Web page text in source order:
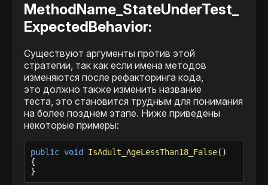
MethodName_StateUnderTest_
ExpectedBehavior: ​
Существуют аргументы против этой
стратегии, так как если имена методов
изменяются после рефакторинга кода,
это должно также изменить название
теста, это становится трудным для понимания
на более позднем этапе. Ниже приведены
некоторые примеры:​​​​​
public void IsAdult_AgeLessThan18_False()
{
}